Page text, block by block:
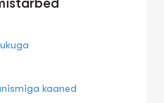
kaaned